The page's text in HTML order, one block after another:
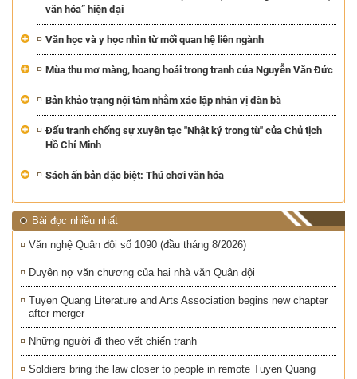
văn hóa” hiện đại
Văn học và y học nhìn từ mối quan hệ liên ngành
Mùa thu mơ màng, hoang hoải trong tranh của Nguyễn Văn Đức
Bản khảo trạng nội tâm nhằm xác lập nhân vị đàn bà
Đấu tranh chống sự xuyên tạc "Nhật ký trong tù" của Chủ tịch
Hồ Chí Minh
Sách ấn bản đặc biệt: Thú chơi văn hóa
Bài đọc nhiều nhất
Văn nghệ Quân đội số 1090 (đầu tháng 8/2026)
Duyên nợ văn chương của hai nhà văn Quân đội
Tuyen Quang Literature and Arts Association begins new chapter
after merger
Những người đi theo vết chiến tranh
Soldiers bring the law closer to people in remote Tuyen Quang